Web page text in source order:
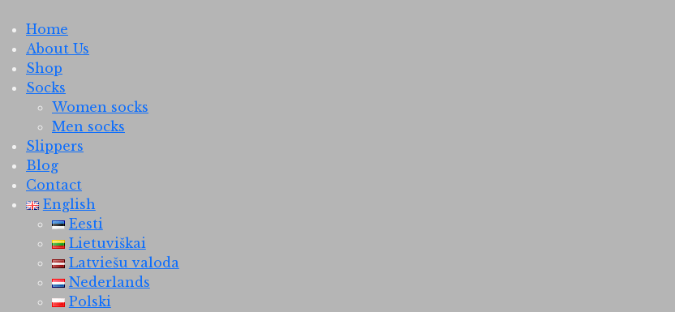
Home
About Us
Shop
Socks
Women socks
Men socks
Slippers
Blog
Contact
English
Eesti
Lietuviškai
Latviešu valoda
Nederlands
Polski